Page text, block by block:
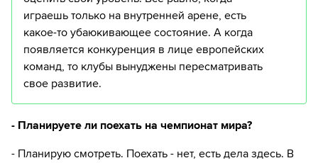
играешь только на внутренней арене, есть
какое-то убаюкивающее состояние. А когда
появляется конкуренция в лице европейских
команд, то клубы вынуджены пересматривать
свое развитие.
- Планируете ли поехать на чемпионат мира?
- Планирую смотреть. Поехать - нет, есть дела здесь. В